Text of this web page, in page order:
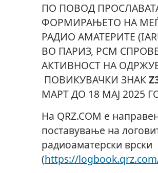
ПО ПОВОД
ФОРМИРАЊЕТО НА
РАДИО АМАТЕРИТЕ
ВО ПАРИЗ, РСМ
АКТИВНОСТ НА
ПОВИКУВАЧКИ ЗНАК
МАРТ ДО 18 МАЈ 2025
На QRZ.COM е
поставување на
радиоаматерски врски
(https://